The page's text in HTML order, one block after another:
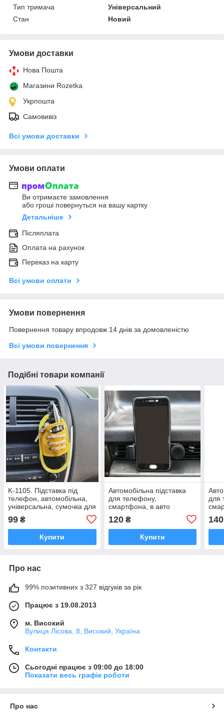
Тип тримача
Універсальний
Стан
Новий
Умови доставки
Нова Пошта
Магазини Rozetka
Укрпошта
Самовивіз
Всі умови доставки
Умови оплати
Ви отримаєте замовлення
або гроші повернуться на вашу картку
Детальніше
Післяплата
Оплата на рахунок
Переказ на карту
Всі умови оплати
Умови повернення
Повернення товару впродовж 14 днів за домовленістю
Всі умови повернення
Подібні товари компанії
K-1105. Підставка під
телефон, автомобільна,
універсальна, сумочка для
99 ₴
Купити
Автомобільна підставка
для телефону,
смартфона, в авто
120₴
Купити
для
140
Про нас
99% позитивних з 327 відгуків за рік
Працює з 19.08.2013
м. Високий
Вулиця Лісова, 8, Високий, Україна
Контакти
Сьогодні працює з 09:00 до 18:00
Показати весь графік роботи
Про нас